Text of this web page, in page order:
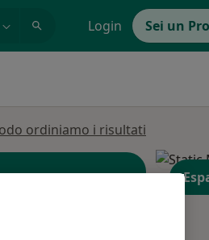
Login Sei un
ordiniamo i risultati